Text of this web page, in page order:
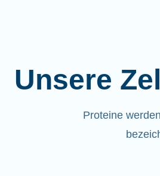
Unsere
Proteine